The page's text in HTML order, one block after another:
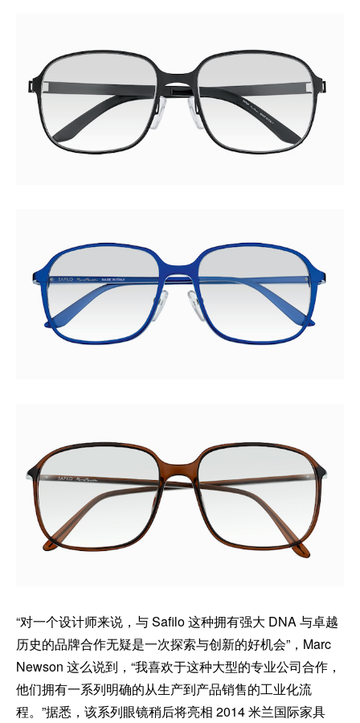
“对一个设计师来说，与 Safilo 这种拥有强大 DNA 与卓越
历史的品牌合作无疑是一次探索与创新的好机会”，Marc
Newson 这么说到，“我喜欢于这种大型的专业公司合作，
他们拥有一系列明确的从生产到产品销售的工业化流
程。”据悉，该系列眼镜稍后将亮相 2014 米兰国际家具